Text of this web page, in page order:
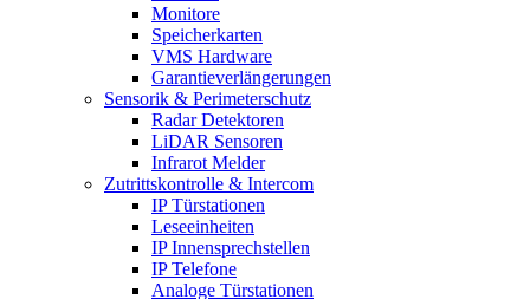
Monitore
Speicherkarten
VMS Hardware
Garantieverlängerungen
Sensorik & Perimeterschutz
Radar Detektoren
LiDAR Sensoren
Infrarot Melder
Zutrittskontrolle & Intercom
IP Türstationen
Leseeinheiten
IP Innensprechstellen
IP Telefone
Analoge Türstationen